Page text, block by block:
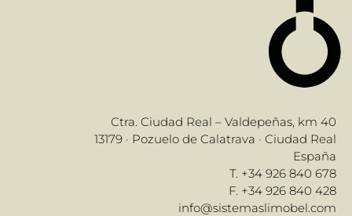
Ctra. Ciudad Real – Valdepeñas, km 40
13179 · Pozuelo de Calatrava · Ciudad Real
España
T. +34 926 840 678
F. +34 926 840 428
info@sistemaslimobel.com